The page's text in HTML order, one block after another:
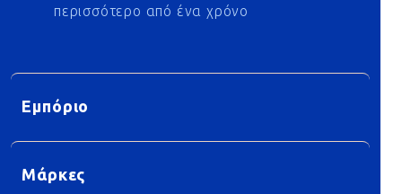
περισσότερο από ένα χρόνο
Εμπόριο
Μάρκες